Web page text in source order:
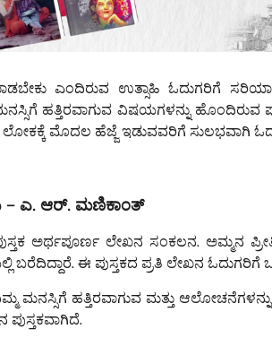
ಎಂದಿರುವ ಉತ್ಸಾಹಿ ಓದುಗರಿಗೆ
ಹತ್ತಿರವಾಗುವ ವಿಷಯಗಳನ್ನು ಹೊಂದಿರುವ
ಲೋಕಕ್ಕೆ ಮೊದಲ ಹೆಜ್ಜೆ ಇಡುವವರಿಗೆ ಸುಲಭವಾಗಿ
– ಎ. ಆರ್. ಮಣಿಕಾಂತ್
ಅರ್ಥಪೂರ್ಣ ಲೇಖನ ಸಂಕಲನ. ಅಮ್ಮನ
ಬರೆದಿದ್ದಾರೆ. ಈ ಪುಸ್ತಕದ ಪ್ರತಿ ಲೇಖನ ಓದುಗರಿಗೆ
ಮನಸ್ಸಿಗೆ ಹತ್ತಿರವಾಗುವ ಮತ್ತು ಆಲೋಚನೆಗಳನ್ನು
ಪುಸ್ತಕವಾಗಿದೆ.